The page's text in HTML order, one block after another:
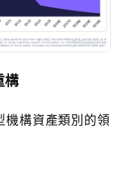
構
機構資產類別的領